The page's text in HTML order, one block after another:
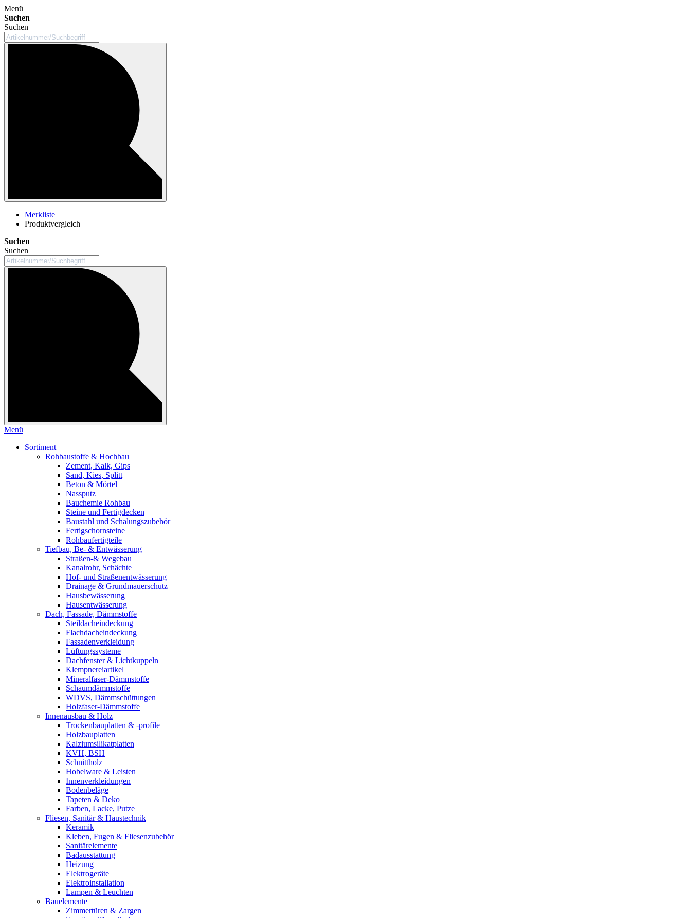
Menü
Suchen
Suchen
Merkliste
Produktvergleich
Suchen
Suchen
Menü
Sortiment
Rohbaustoffe & Hochbau
Zement, Kalk, Gips
Sand, Kies, Splitt
Beton & Mörtel
Nassputz
Bauchemie Rohbau
Steine und Fertigdecken
Baustahl und Schalungszubehör
Fertigschornsteine
Rohbaufertigteile
Tiefbau, Be- & Entwässerung
Straßen-& Wegebau
Kanalrohr, Schächte
Hof- und Straßenentwässerung
Drainage & Grundmauerschutz
Hausbewässerung
Hausentwässerung
Dach, Fassade, Dämmstoffe
Steildacheindeckung
Flachdacheindeckung
Fassadenverkleidung
Lüftungssysteme
Dachfenster & Lichtkuppeln
Klempnereiartikel
Mineralfaser-Dämmstoffe
Schaumdämmstoffe
WDVS, Dämmschüttungen
Holzfaser-Dämmstoffe
Innenausbau & Holz
Trockenbauplatten & -profile
Holzbauplatten
Kalziumsilikatplatten
KVH, BSH
Schnittholz
Hobelware & Leisten
Innenverkleidungen
Bodenbeläge
Tapeten & Deko
Farben, Lacke, Putze
Fliesen, Sanitär & Haustechnik
Keramik
Kleben, Fugen & Fliesenzubehör
Sanitärelemente
Badausstattung
Heizung
Elektrogeräte
Elektroinstallation
Lampen & Leuchten
Bauelemente
Zimmertüren & Zargen